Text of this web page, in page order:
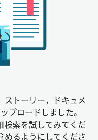
ストーリー，ドキュメ
プロードしました。
検索を試してみてくだ
めるようにしてくださ